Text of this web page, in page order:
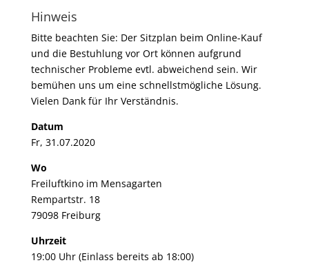
Hinweis
Bitte beachten Sie: Der Sitzplan beim Online-Kauf
und die Bestuhlung vor Ort können aufgrund
technischer Probleme evtl. abweichend sein. Wir
bemühen uns um eine schnellstmögliche Lösung.
Vielen Dank für Ihr Verständnis.
Datum
Fr, 31.07.2020
Wo
Freiluftkino im Mensagarten
Rempartstr. 18
79098 Freiburg
Uhrzeit
19:00 Uhr (Einlass bereits ab 18:00)